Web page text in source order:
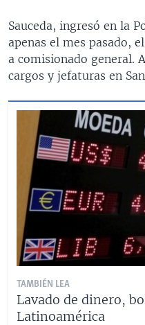
Sauceda, ingresó en la
apenas el mes pasado,
a comisionado general.
cargos y jefaturas en
TAMBIÉN LEA
Lavado de dinero,
Latinoamérica